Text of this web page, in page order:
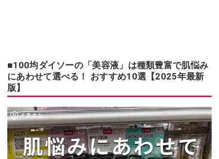
■100均ダイソーの「美容液」は種類豊富で肌悩み
にあわせて選べる！ おすすめ10選【2025年最新
版】